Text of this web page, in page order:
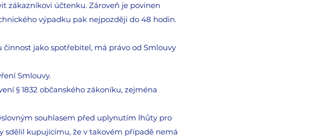
zákazníkovi účtenku. Zároveň je povinen
výpadku pak nejpozději do 48 hodin.
jako spotřebitel, má právo od Smlouvy
Smlouvy.
§ 1832 občanského zákoníku, zejména
souhlasem před uplynutím lhůty pro
sdělil kupujícímu, že v takovém případě nemá